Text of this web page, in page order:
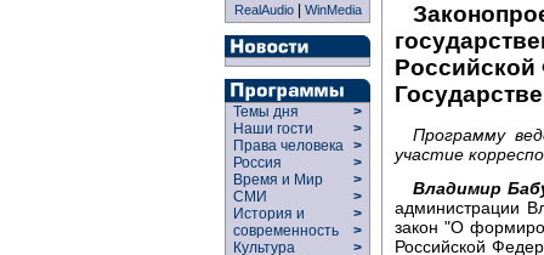
RealAudio| WinMedia
Темы дня
>
Наши гости
>
Права человека >
Россия
>
Время и Мир
>
СМИ
>
История и
современность
>
>
Культура
>
Российской
Программу
участие
Владимир
администрации
закон "О
Российской